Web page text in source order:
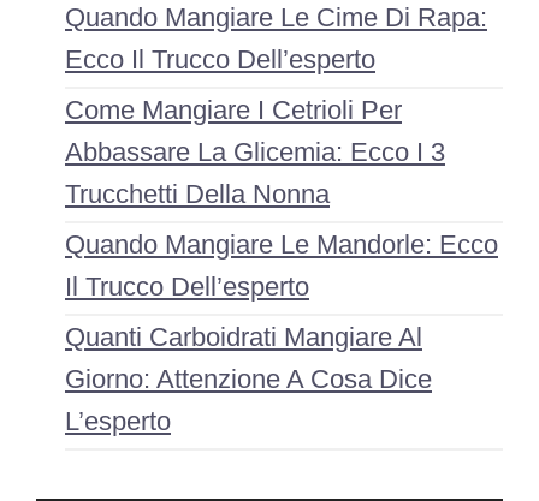
Quando Mangiare Le Cime Di Rapa:
Ecco Il Trucco Dell’esperto
Come Mangiare I Cetrioli Per
Abbassare La Glicemia: Ecco I 3
Trucchetti Della Nonna
Quando Mangiare Le Mandorle: Ecco
Il Trucco Dell’esperto
Quanti Carboidrati Mangiare Al
Giorno: Attenzione A Cosa Dice
L’esperto